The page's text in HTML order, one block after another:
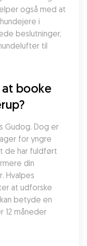
også med at
i
beslutninger,
til
at booke
Gudog. Dog er
for yngre
de har fuldført
din
Hvalpes
at udforske
betyde en
12 måneder